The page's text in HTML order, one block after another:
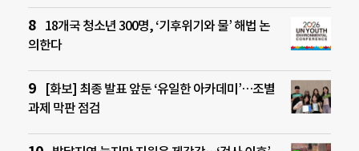
18개국 청소년 300명, ‘기후위기와 물’ 해법 논
의한다
[화보] 최종 발표 앞둔 ‘유일한 아카데미’…조별
과제 막판 점검